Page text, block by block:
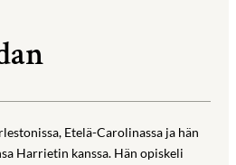
Etelä-Carolinassa ja hän
Harrietin kanssa. Hän opiskeli